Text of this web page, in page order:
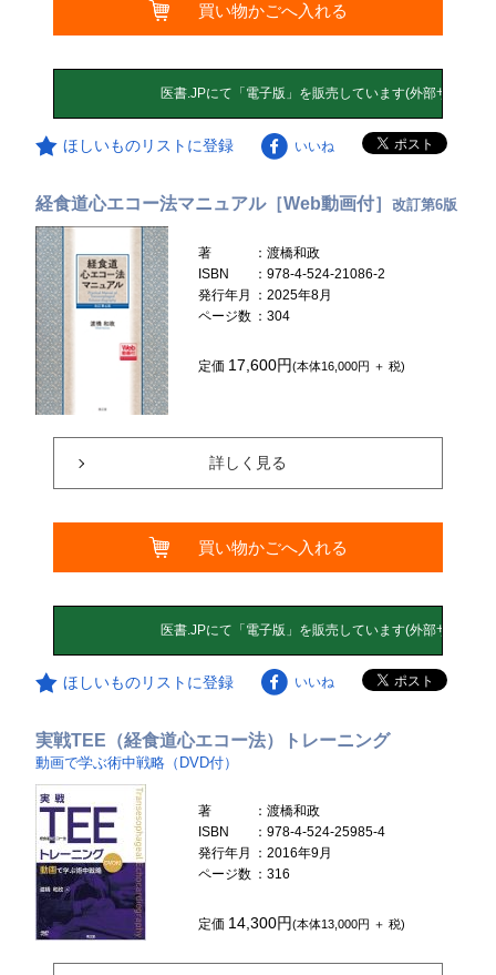
買い物かごへ入れる
ほしいものリストに登録 いいね
経食道心エコー法マニュアル［Web動画付］改訂第6版
著
：渡橋和政
ISBN
：978-4-524-21086-2
発行年月
：2025年8月
ページ数 ：304
定価 17,600円(本体16,000円 ＋ 税)
詳しく見る
買い物かごへ入れる
ほしいものリストに登録 いいね
実戦TEE（経食道心エコー法）トレーニング
動画で学ぶ術中戦略（DVD付）
著
：渡橋和政
ISBN
：978-4-524-25985-4
発行年月
：2016年9月
ページ数 ：316
定価 14,300円(本体13,000円 ＋ 税)